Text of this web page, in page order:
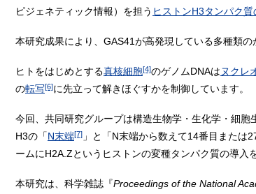
ピジェネティック情報）を担う ヒストンH3タンパク
本研究成果により、GAS41が高発現している多種類
ヒトをはじめとする真核細胞[4]のゲノムDNAはヌクレ
の転写[6]に先立って解きほぐすかを制御しています。
今回、共同研究グループは構造生物学・生化学・細
H3の「N末端[7] 」と「N末端から数えて14番目または
ームにH2A.Zというヒストンの変種タンパク質の導入
本研究は、科学雑誌『Proceedings of the National